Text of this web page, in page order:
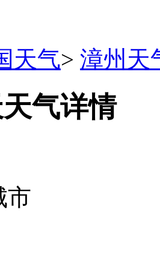
天气> 漳州天
气详情
市